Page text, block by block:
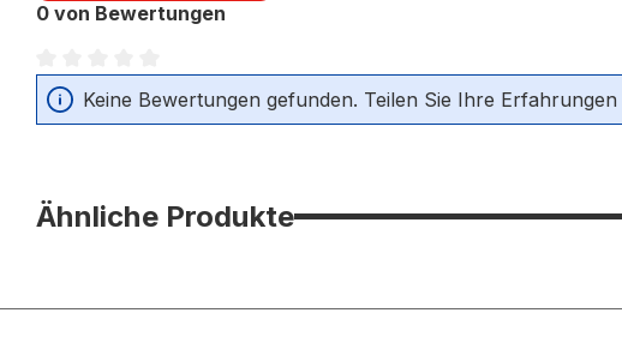
0 von Bewertungen
Durchschnittliche Bewertung von 0 von 5 Sternen
Keine Bewertungen gefunden. Teilen Sie Ihre
Ähnliche Produkte